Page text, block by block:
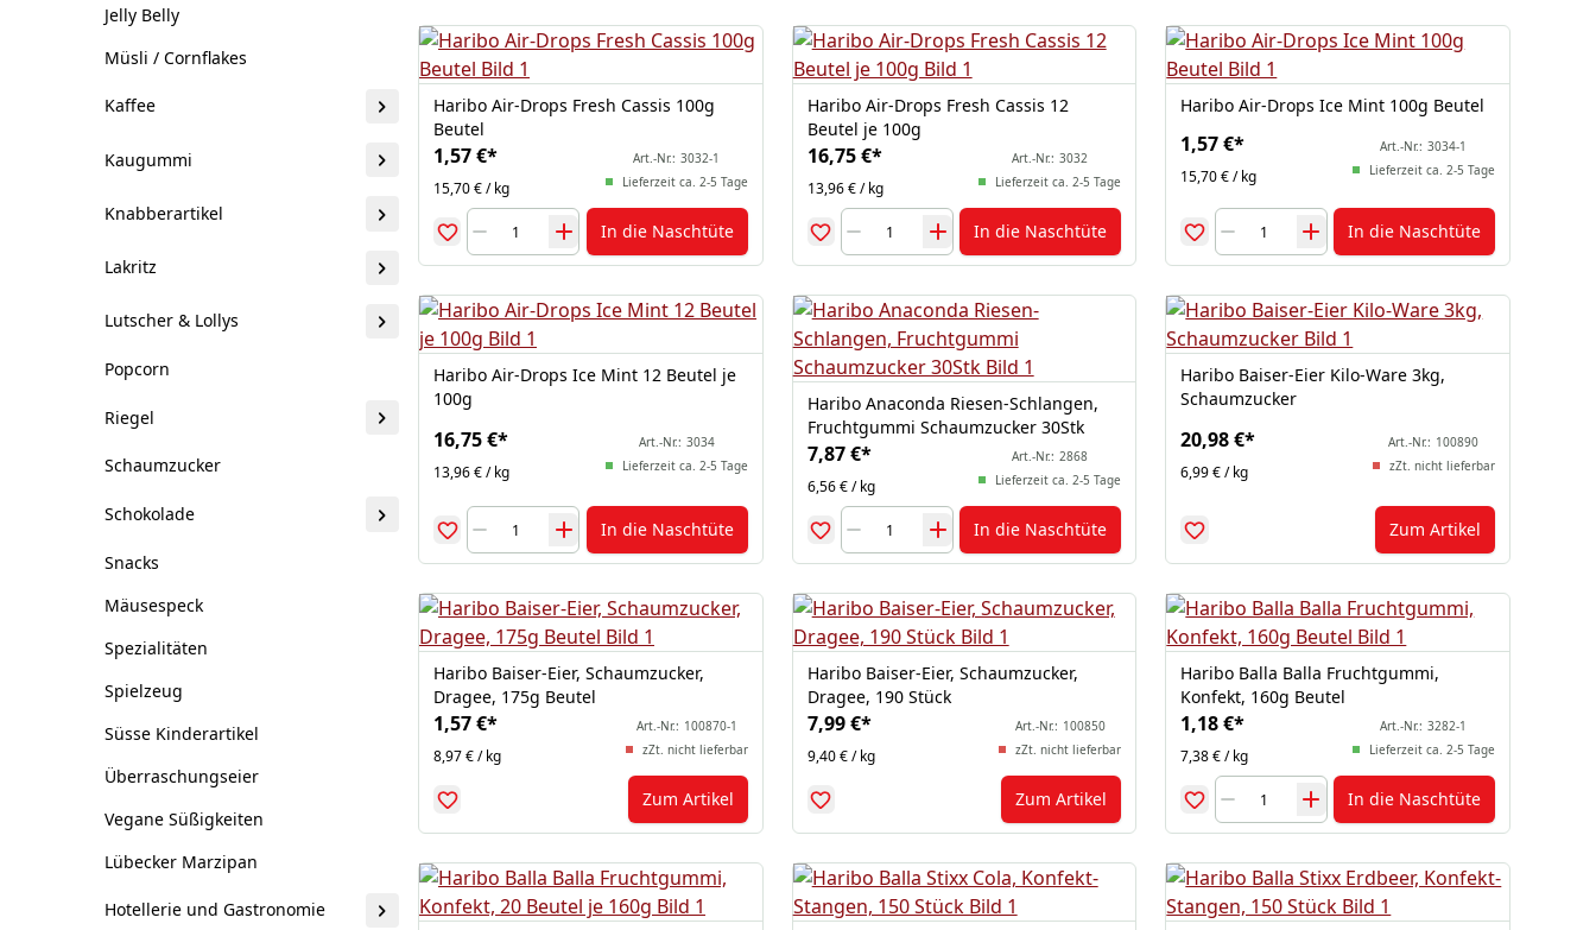
Jelly Belly
Müsli / Cornflakes
Kaffee
Kaugummi
Knabberartikel
Lakritz
Lutscher & Lollys
Popcorn
Riegel
Schaumzucker
Schokolade
Snacks
Mäusespeck
Spezialitäten
Spielzeug
Süsse Kinderartikel
Überraschungseier
Vegane Süßigkeiten
Lübecker Marzipan
Hotellerie und Gastronomie
Haribo Air-Drops Fresh Cassis 100g
Beutel
1,57 €*
15,70 € / kg
Art.-Nr.: 3032-1
Lieferzeit ca. 2-5 Tage
In die Naschtüte
Haribo Air-Drops Fresh Cassis 12
Beutel je 100g
16,75 €*
13,96 € / kg
Art.-Nr.: 3032
Lieferzeit ca. 2-5 Tage
In die Naschtüte
Haribo Air-Drops Ice Mint 100g Beutel
1,57 €*
15,70 € / kg
Art.-Nr.: 3034-1
Lieferzeit ca. 2-5 Tage
In die Naschtüte
Haribo Air-Drops Ice Mint 12 Beutel je
100g
16,75 €*
13,96 € / kg
Art.-Nr.: 3034
Lieferzeit ca. 2-5 Tage
In die Naschtüte
Haribo Anaconda Riesen-Schlangen,
Fruchtgummi Schaumzucker 30Stk
7,87 €*
6,56 € / kg
Art.-Nr.: 2868
Lieferzeit ca. 2-5 Tage
In die Naschtüte
Haribo Baiser-Eier Kilo-Ware 3kg,
Schaumzucker
20,98 €*
6,99 € / kg
Art.-Nr.: 100890
zZt. nicht lieferbar
Zum Artikel
Haribo Baiser-Eier, Schaumzucker,
Dragee, 175g Beutel
1,57 €*
8,97 € / kg
Art.-Nr.: 100870-1
zZt. nicht lieferbar
Zum Artikel
Haribo Baiser-Eier, Schaumzucker,
Dragee, 190 Stück
7,99 €*
9,40 € / kg
Art.-Nr.: 100850
zZt. nicht lieferbar
Zum Artikel
Haribo Balla Balla Fruchtgummi,
Konfekt, 160g Beutel
1,18 €*
7,38 € / kg
Art.-Nr.: 3282-1
Lieferzeit ca. 2-5 Tage
In die Naschtüte